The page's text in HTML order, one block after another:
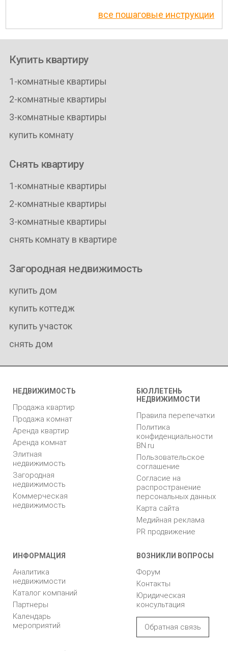
все пошаговые инструкции
Купить квартиру
1-комнатные квартиры
2-комнатные квартиры
3-комнатные квартиры
купить комнату
Снять квартиру
1-комнатные квартиры
2-комнатные квартиры
3-комнатные квартиры
снять комнату в квартире
Загородная недвижимость
купить дом
купить коттедж
купить участок
снять дом
НЕДВИЖИМОСТЬ
Продажа квартир
Продажа комнат
Аренда квартир
Аренда комнат
Элитная
недвижимость
Загородная
недвижимость
Коммерческая
недвижимость
БЮЛЛЕТЕНЬ
НЕДВИЖИМОСТИ
Правила перепечатки
Политика
конфиденциальности
BN.ru
Пользовательское
соглашение
Согласие на
распространение
персональных данных
Карта сайта
Медийная реклама
PR продвижение
ИНФОРМАЦИЯ
Аналитика
недвижимости
Каталог компаний
Партнеры
Календарь
мероприятий
ВОЗНИКЛИ ВОПРОСЫ
Форум
Контакты
Юридическая
консультация
Обратная связь